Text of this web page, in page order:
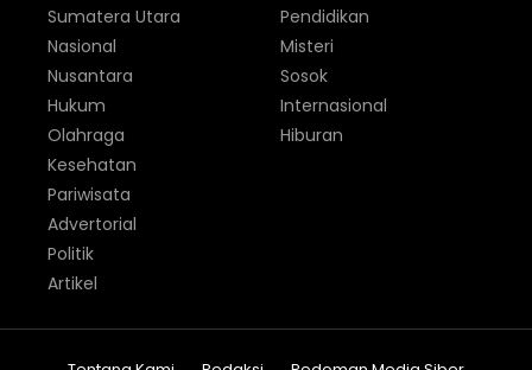
Sumatera Utara
Nasional
Nusantara
Hukum
Olahraga
Pendidikan
Misteri
Sosok
Internasional
Hiburan
Kesehatan
Pariwisata
Advertorial
Politik
Artikel